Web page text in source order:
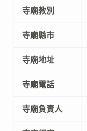
寺廟教別
寺廟縣市
寺廟地址
寺廟電話
寺廟負責人